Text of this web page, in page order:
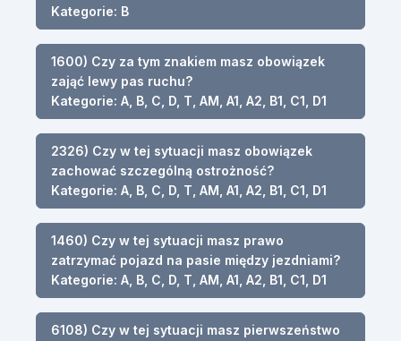
Kategorie: B
1600) Czy za tym znakiem masz obowiązek
zająć lewy pas ruchu?
Kategorie: A, B, C, D, T, AM, A1, A2, B1, C1, D1
2326) Czy w tej sytuacji masz obowiązek
zachować szczególną ostrożność?
Kategorie: A, B, C, D, T, AM, A1, A2, B1, C1, D1
1460) Czy w tej sytuacji masz prawo
zatrzymać pojazd na pasie między jezdniami?
Kategorie: A, B, C, D, T, AM, A1, A2, B1, C1, D1
6108) Czy w tej sytuacji masz pierwszeństwo